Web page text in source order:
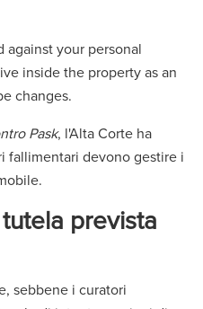
against your personal
inside the property as an
changes.
Pask, l'Alta Corte ha
fallimentari devono gestire i
prevista
sebbene i curatori